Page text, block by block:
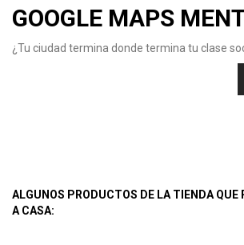
GOOGLE MAPS
¿Tu ciudad termina donde termina tu clase
ALGUNOS PRODUCTOS DE LA TIENDA QUE
A CASA: